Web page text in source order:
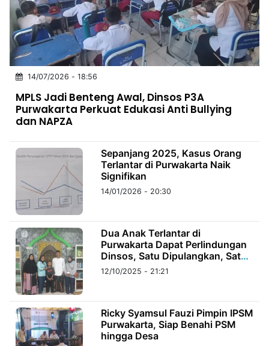
INDONESIA
Partner
NTB
Time
IDN
Jogja
Rakyat
News
Notice
Baru
Kabarbaru
Kabarbaru.co
2026
14/07/2026 - 18:56
MPLS Jadi Benteng Awal, Dinsos P3A
Purwakarta Perkuat Edukasi Anti Bullying
dan NAPZA
Sepanjang 2025, Kasus Orang
Terlantar di Purwakarta Naik
Signifikan
14/01/2026 - 20:30
Dua Anak Terlantar di
Purwakarta Dapat Perlindungan
Dinsos, Satu Dipulangkan, Satu
Dititipkan ke Yayasan
12/10/2025 - 21:21
Ricky Syamsul Fauzi Pimpin IPSM
Purwakarta, Siap Benahi PSM
hingga Desa